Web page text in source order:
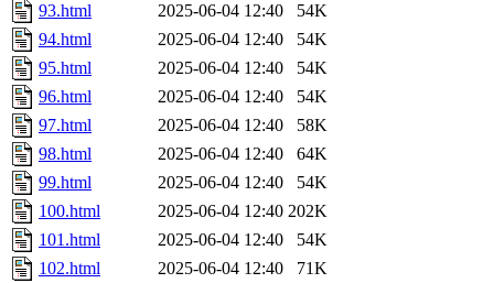
93.html
2025-06-04 12:40
54K
94.html
2025-06-04 12:40
54K
95.html
2025-06-04 12:40
54K
96.html
2025-06-04 12:40
54K
97.html
2025-06-04 12:40
58K
98.html
2025-06-04 12:40
64K
99.html
2025-06-04 12:40
54K
100.html
2025-06-04 12:40 202K
101.html
2025-06-04 12:40
54K
102.html
2025-06-04 12:40
71K